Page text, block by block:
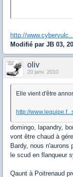
http://
Modifié par JB 03,
oliv
20 janv. 2010
Elle vient d'être
http://
domingo, lapandry,
vont être chaud à
Bardy, nous
le scud en flanqueur
Qaunt à Poitrenaud